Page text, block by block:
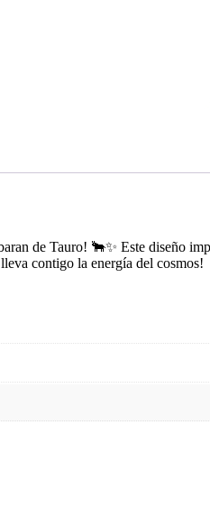
de Tauro! 🐂✨ Este diseño
contigo la energía del cosmos!